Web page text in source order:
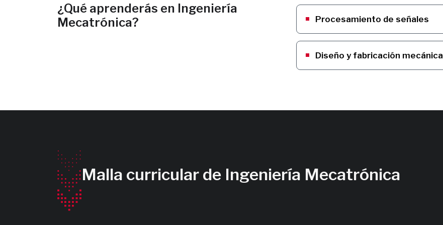
¿Qué aprenderás en Ingeniería
Mecatrónica?
Procesamiento de señales
Diseño y fabricación mecánica
Malla curricular de Ingeniería Mecatrónica